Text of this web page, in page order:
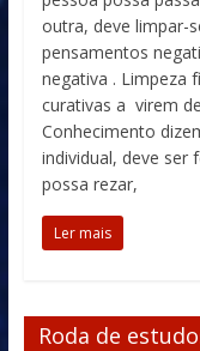
outra, deve limpar-
pensamentos
negativa . Limpeza
curativas a virem
Conhecimento
individual, deve ser
possa rezar,
Ler mais
Roda de